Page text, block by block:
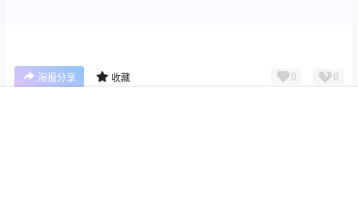
海报分享 收藏 0 0